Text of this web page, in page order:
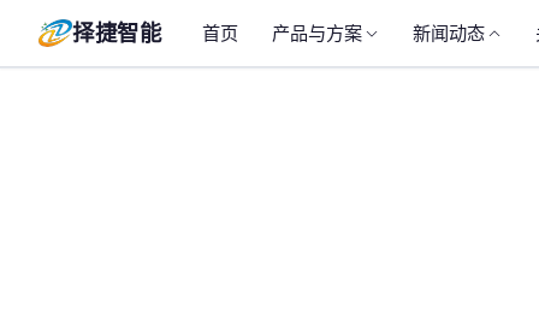
择捷智能 首页 产品与方案 新闻动态